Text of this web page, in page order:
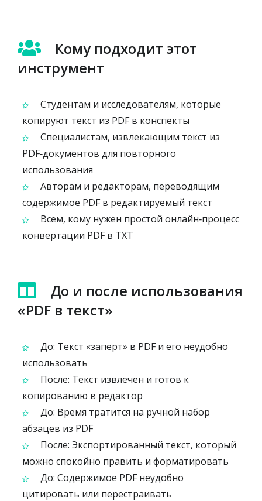
Кому подходит этот
инструмент
Студентам и исследователям, которые
копируют текст из PDF в конспекты
Специалистам, извлекающим текст из
PDF‑документов для повторного
использования
Авторам и редакторам, переводящим
содержимое PDF в редактируемый текст
Всем, кому нужен простой онлайн‑процесс
конвертации PDF в TXT
До и после использования
«PDF в текст»
До: Текст «заперт» в PDF и его неудобно
использовать
После: Текст извлечен и готов к
копированию в редактор
До: Время тратится на ручной набор
абзацев из PDF
После: Экспортированный текст, который
можно спокойно править и форматировать
До: Содержимое PDF неудобно
цитировать или перестраивать